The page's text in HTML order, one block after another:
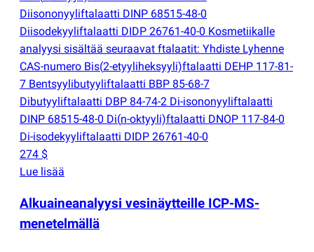
Diisononyyliftalaatti DINP 68515-48-0
Diisodekyyliftalaatti DIDP 26761-40-0 Kosmetiikalle
analyysi sisältää seuraavat ftalaatit: Yhdiste Lyhenne
CAS-numero Bis(2-etyyliheksyyli)ftalaatti DEHP 117-81-
7 Bentsyylibutyyliftalaatti BBP 85-68-7
Dibutyyliftalaatti DBP 84-74-2 Di-isononyyliftalaatti
DINP 68515-48-0 Di(n-oktyyli)ftalaatti DNOP 117-84-0
Di-isodekyyliftalaatti DIDP 26761-40-0
274 $
Lue lisää
Alkuaineanalyysi vesinäytteille ICP-MS-
menetelmällä